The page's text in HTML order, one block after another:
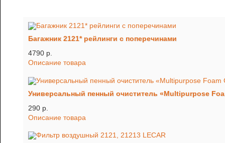
Багажник 2121* рейлинги с поперечинами
4790 p.
Описание товара
Универсальный пенный очиститель «Multipurpose
290 p.
Описание товара